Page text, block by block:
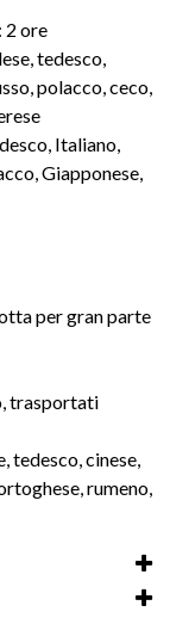
2 ore
tedesco,
polacco, ceco,
Italiano,
Giapponese,
per gran parte
trasportati
tedesco, cinese,
rumeno,